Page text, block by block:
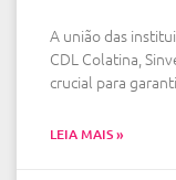
A união das
CDL Colatina,
crucial para
LEIA MAIS »